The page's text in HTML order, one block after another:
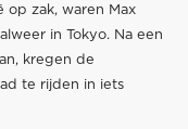
op zak, waren Max
in Tokyo. Na een
kregen de
te rijden in iets